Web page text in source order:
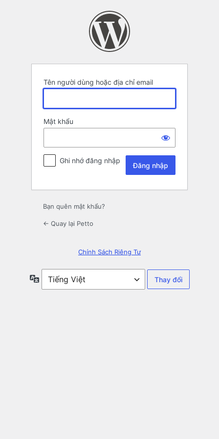
Tên người dùng hoặc địa chỉ email
Mật khẩu
Ghi nhớ đăng nhập
Bạn quên mật khẩu?
← Quay lại Petto
Chính Sách Riêng Tư
Ngôn
ngữ